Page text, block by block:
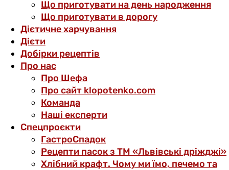
Що приготувати на день народження
Що приготувати в дорогу
Дієтичне харчування
Дієти
Добірки рецептів
Про нас
Про Шефа
Про сайт klopotenko.com
Команда
Наші експерти
Спецпроєкти
ГастроСпадок
Рецепти пасок з ТМ «Львівські дріжджі»
Хлібний крафт. Чому ми їмо, печемо та